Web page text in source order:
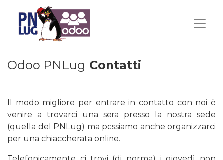
Odoo PNLug Contatti
Il modo migliore per entrare in contatto con noi è
venire a trovarci una sera presso la nostra sede
(quella del PNLug) ma possiamo anche organizzarci
per una chiaccherata online.